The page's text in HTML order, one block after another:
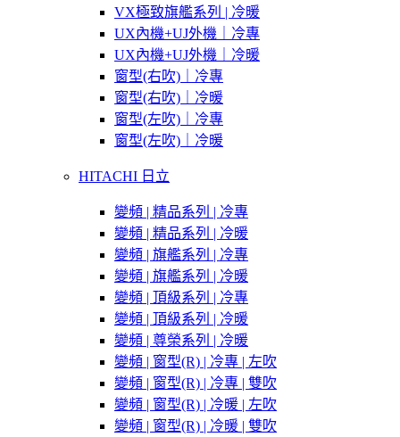
VX極致旗艦系列 | 冷暖
UX內機+UJ外機｜冷專
UX內機+UJ外機｜冷暖
窗型(右吹)｜冷專
窗型(右吹)｜冷暖
窗型(左吹)｜冷專
窗型(左吹)｜冷暖
HITACHI 日立
變頻 | 精品系列 | 冷專
變頻 | 精品系列 | 冷暖
變頻 | 旗艦系列 | 冷專
變頻 | 旗艦系列 | 冷暖
變頻 | 頂級系列 | 冷專
變頻 | 頂級系列 | 冷暖
變頻 | 尊榮系列 | 冷暖
變頻 | 窗型(R) | 冷專 | 左吹
變頻 | 窗型(R) | 冷專 | 雙吹
變頻 | 窗型(R) | 冷暖 | 左吹
變頻 | 窗型(R) | 冷暖 | 雙吹